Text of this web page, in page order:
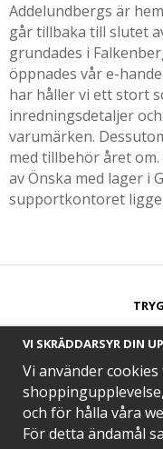
Addelundbergs är
går tillbaka till slutet
grundades i
öppnades vår e-
har håller vi ett stort
inredningsdetaljer
varumärken.
med tillbehör året
av Önska med lager i
supportkontoret
VI SKRÄDDARSYR DIN
Vi använder
och för hålla våra
För detta ändamål